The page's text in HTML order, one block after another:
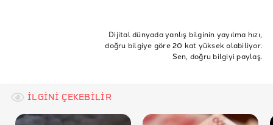
Doğrulama Türk Lirası
Euro
TL ediyor iki yıl önce
Dijital dünyada yanlış bilginin yayılma hızı,
doğru bilgiye göre 20 kat yüksek olabiliyor.
Sen, doğru bilgiyi paylaş.
İLGİNİ ÇEKEBİLİR